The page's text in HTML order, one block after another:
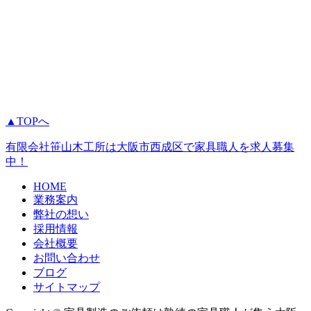
▲TOPへ
有限会社笹山木工所は大阪市西成区で家具職人を求人募集
中！
HOME
業務案内
弊社の想い
採用情報
会社概要
お問い合わせ
ブログ
サイトマップ